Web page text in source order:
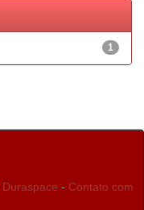
1
Duraspace - Contato com